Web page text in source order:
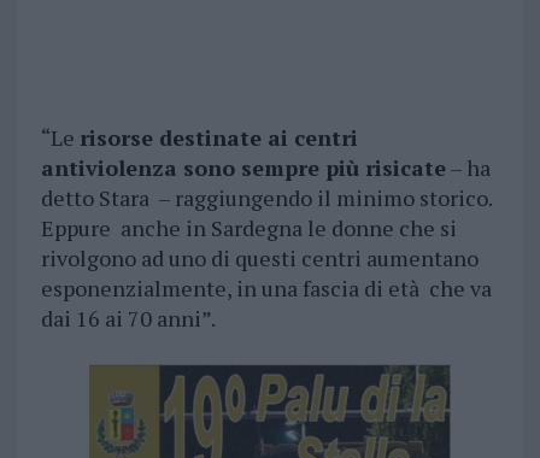
“Le risorse destinate ai centri
antiviolenza sono sempre più risicate– ha
detto Stara – raggiungendo il minimo storico.
Eppure anche in Sardegna le donne che si
rivolgono ad uno di questi centri aumentano
esponenzialmente, in una fascia di età che va
dai 16 ai 70 anni”.